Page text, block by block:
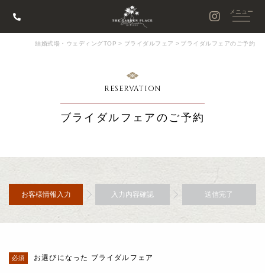
結婚式場・ウェディングTOP > ブライダルフェア > ブライダルフェアのご予約
RESERVATION
ブライダルフェアのご予約
お客様情報入力 入力内容確認 送信完了
お選びになった ブライダルフェア